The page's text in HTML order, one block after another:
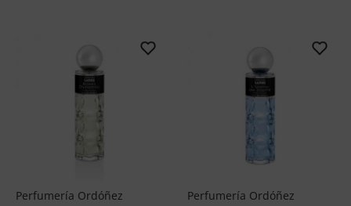
Perfumería Ordóñez Perfumería Ordóñez